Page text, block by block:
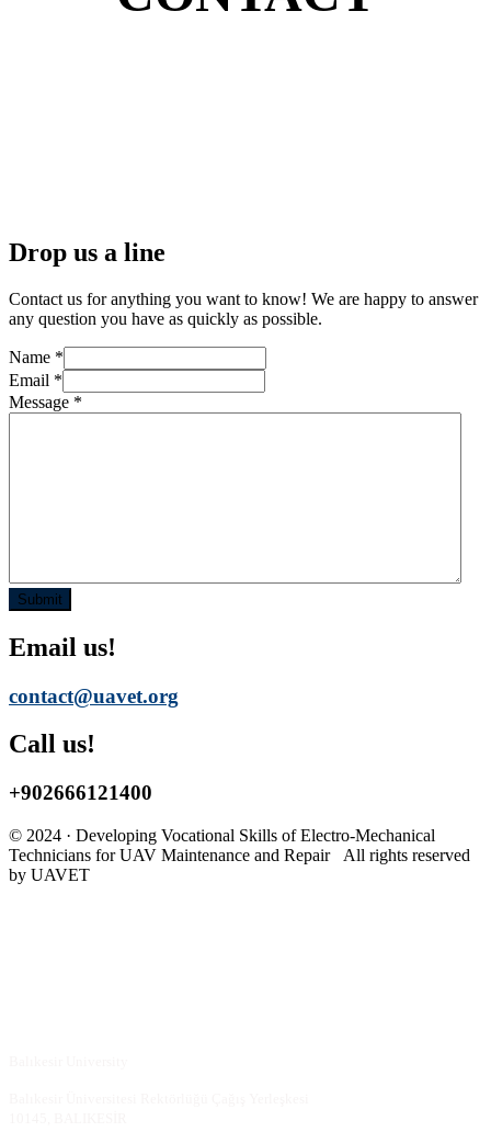
Drop us a line
Contact us for anything you want to know! We are happy to answer
any question you have as quickly as possible.
Name *
Email *
Message *
Email us!
contact@uavet.org
Call us!
+902666121400
© 2024 · Developing Vocational Skills of Electro-Mechanical
Technicians for UAV Maintenance and Repair All rights reserved
by UAVET